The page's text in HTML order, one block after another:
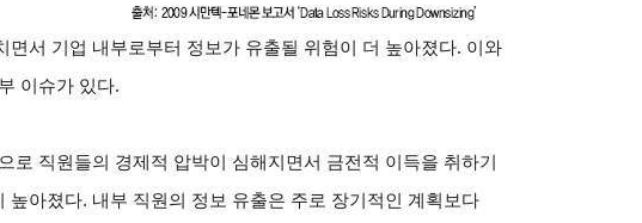
면서 기업 내부로부터 정보가 유출될 위험이 더 높아졌다. 이와
이슈가 있다.
로 직원들의 경제적 압박이 심해지면서 금전적 이득을 취하기
높아졌다. 내부 직원의 정보 유출은 주로 장기적인 계획보다